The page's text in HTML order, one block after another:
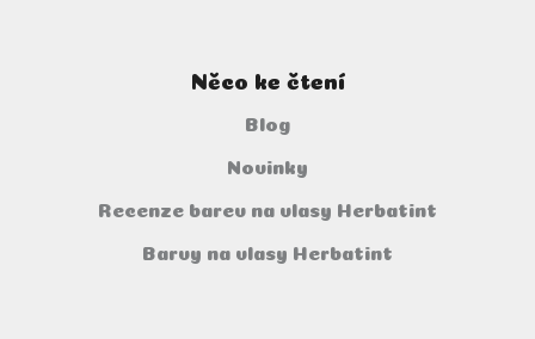
Něco ke čtení
Blog
Novinky
Recenze barev na vlasy Herbatint
Barvy na vlasy Herbatint